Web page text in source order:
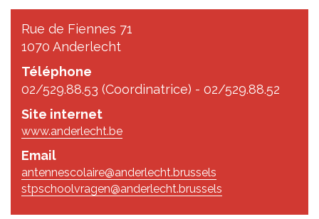
Rue de Fiennes 71
1070 Anderlecht
Téléphone
02/529.88.53 (Coordinatrice) - 02/529.88.52
Site internet
www.anderlecht.be
Email
antennescolaire@anderlecht.brussels
stpschoolvragen@anderlecht.brussels